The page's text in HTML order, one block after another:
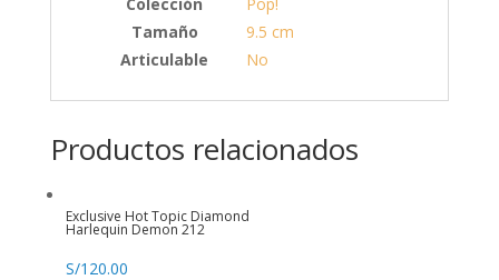
Tamaño
9.5 cm
Articulable
No
Productos relacionados
Exclusive Hot Topic Diamond
Harlequin Demon 212
S/120.00